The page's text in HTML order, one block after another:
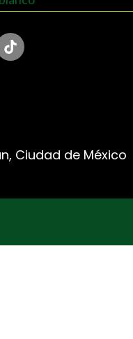
Ciudad de México